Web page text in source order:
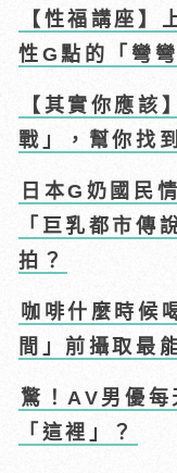
【性福講座】
性G點的「彎
【其實你應該
戰」，幫你找
日本G奶國民
「巨乳都市傳
拍？
咖啡什麼時候
間」前攝取最
驚！AV男優每
「這裡」？